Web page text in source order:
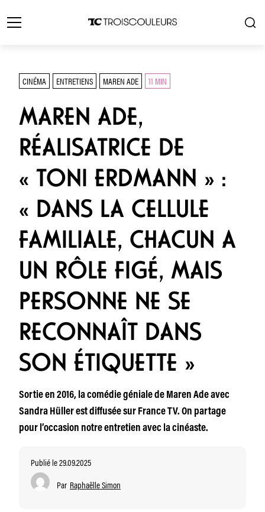
CINÉMA ENTRETIENS MAREN ADE 11 MIN
MAREN ADE,
RÉALISATRICE DE
« TONI ERDMANN » :
« DANS LA CELLULE
FAMILIALE, CHACUN A
UN RÔLE FIGÉ, MAIS
PERSONNE NE SE
RECONNAÎT DANS
SON ÉTIQUETTE »
Sortie en 2016, la comédie géniale de Maren Ade avec
Sandra Hüller est diffusée sur France TV. On partage
pour l’occasion notre entretien avec la cinéaste.
Publié le 29.09.2025
Par Raphaëlle Simon